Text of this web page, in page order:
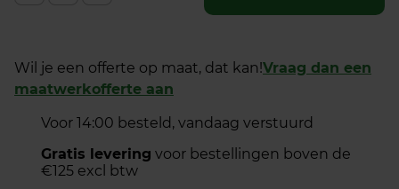
Wil je een offerte op maat, dat kan!Vraag dan een
maatwerkofferte aan
Voor 14:00 besteld, vandaag verstuurd
Gratis levering voor bestellingen boven de
€125 excl btw